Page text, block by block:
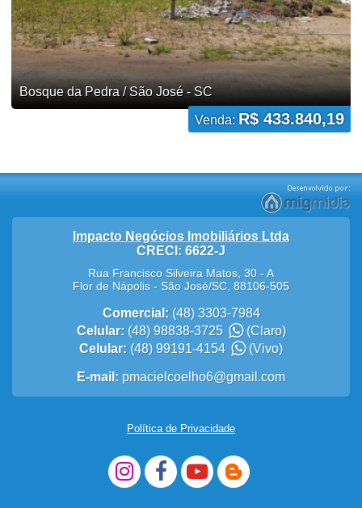
Bosque da Pedra / São José - SC
Venda: R$ 433.840,19
Impacto Negócios Imobiliários Ltda
CRECI: 6622-J
Rua Francisco Silveira Matos, 30 - A
Flor de Nápolis - São José/SC 88106-505
Comercial: (48) 3303-7984
Celular: (48) 98838-3725
(Claro)
Celular: (48) 99191-4154 (Vivo)
E-mail: pmacielcoelho6@gmail.com
Política de Privacidade